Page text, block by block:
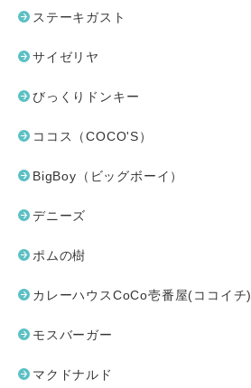
ステーキガスト
サイゼリヤ
びっくりドンキー
ココス（COCO'S）
BigBoy（ビッグボーイ）
デニーズ
ポムの樹
カレーハウスCoCo壱番屋(ココイチ)
モスバーガー
マクドナルド